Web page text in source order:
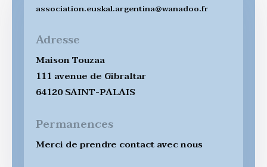
association.euskal.argentina@wanadoo.fr
Adresse
Maison Touzaa
111 avenue de Gibraltar
64120 SAINT-PALAIS
Permanences
Merci de prendre contact avec nous